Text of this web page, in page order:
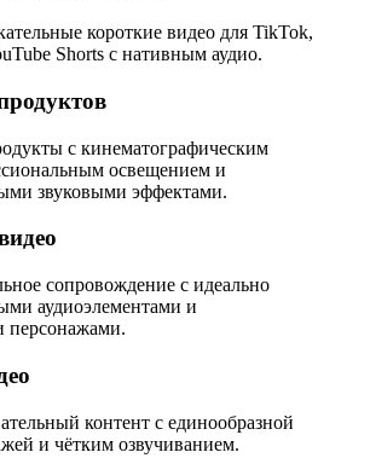
короткие видео для TikTok,
Shorts с нативным аудио.
с кинематографическим
освещением и
звуковыми эффектами.
сопровождение с идеально
аудиоэлементами и
персонажами.
контент с единообразной
и чётким озвучиванием.